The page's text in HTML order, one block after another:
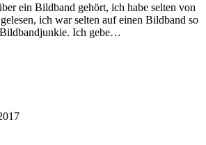
ein Bildband gehört, ich habe selten von
ich war selten auf einen Bildband so
Ich gebe…